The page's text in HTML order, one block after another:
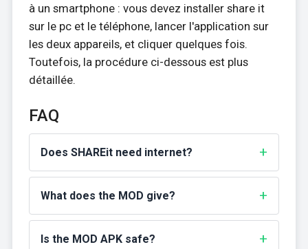
à un smartphone : vous devez installer share it
sur le pc et le téléphone, lancer l'application sur
les deux appareils, et cliquer quelques fois.
Toutefois, la procédure ci-dessous est plus
détaillée.
FAQ
Does SHAREit need internet?
What does the MOD give?
Is the MOD APK safe?